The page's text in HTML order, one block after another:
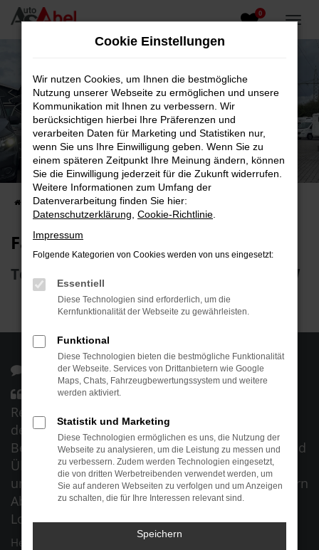
Zum
0
Fahrzeug-Showroom
Top Auswahl an Reisemobilen und PKW
Startseite Fahrzeugangebote Fahrzeugsuche
Fahrzeug-Showroom
Top Auswahl an Reisemobilen und PKW
Kunden über uns:
Ich habe bei der Firma Auto Service Abel ein
Reisemobil der Marke Eura Mobil gekauft. Von
der ersten Kontaktaufnahme, über
Beratungsgespräche bis hin zur Auslieferung und
Übergabe des Fahrzeugs wurde ich freundlich
und kompetent betreut. Ich möchte hiermit Herrn
Abel sowie seinem gesamten Team ein großes
Lob aussprechen. Vielen herzlichen Dank.
Herr Manfred K.
Cookie Einstellungen
Wir nutzen Cookies, um Ihnen die bestmögliche
Nutzung unserer Webseite zu ermöglichen und unsere
Kommunikation mit Ihnen zu verbessern. Wir
berücksichtigen hierbei Ihre Präferenzen und
verarbeiten Daten für Marketing und Statistiken nur,
wenn Sie uns Ihre Einwilligung geben. Wenn Sie zu
einem späteren Zeitpunkt Ihre Meinung ändern, können
Sie die Einwilligung jederzeit für die Zukunft widerrufen.
Weitere Informationen zum Umfang der
Datenverarbeitung finden Sie hier:
Datenschutzerklärung Cookie-Richtlinie
Impressum
Folgende Kategorien von Cookies werden von uns eingesetzt:
Essentiell
Diese Technologien sind erforderlich, um die
Kernfunktionalität der Webseite zu gewährleisten.
Funktional
Diese Technologien bieten die bestmögliche Funktionalität
der Webseite. Services von Drittanbietern wie Google
Maps, Chats, Fahrzeugbewertungssystem und weitere
werden aktiviert.
Statistik und Marketing
Diese Technologien ermöglichen es uns, die Nutzung der
Webseite zu analysieren, um die Leistung zu messen und
zu verbessern. Zudem werden Technologien eingesetzt,
die von dritten Werbetreibenden verwendet werden, um
Sie auf anderen Webseiten zu verfolgen und um Anzeigen
zu schalten, die für Ihre Interessen relevant sind.
Speichern